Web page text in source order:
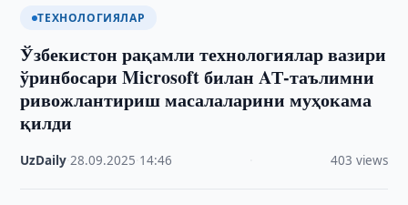
ТЕХНОЛОГИЯЛАР
Ўзбекистон рақамли технологиялар вазири
ўринбосари Microsoft билан AТ-таълимни
ривожлантириш масалаларини муҳокама
қилди
UzDaily ·28.09.2025 14:46 403 views